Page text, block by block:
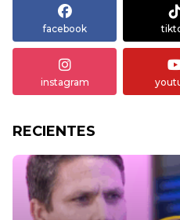
facebook
instagram
RECIENTES